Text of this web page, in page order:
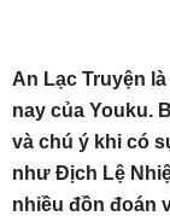
An Lạc Truyện
nay của Youku.
và chú ý khi có
như Địch Lệ
nhiều đồn đoán